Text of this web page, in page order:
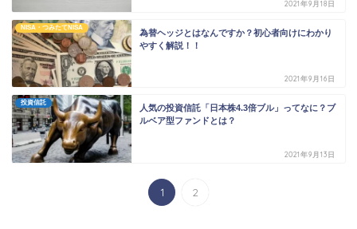
2021年9月18日
NISA・つみたてNISA
為替ヘッジとはなんですか？初心者向けにわかり
やすく解説！！
2021年9月16日
投資信託
人気の投資信託「日本株4.3倍ブル」ってなに？ブ
ルベア型ファンドとは？
2021年9月13日
1 2